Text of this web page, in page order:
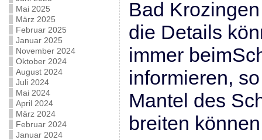
Mai 2025
März 2025
Februar 2025
Januar 2025
November 2024
Oktober 2024
August 2024
Juli 2024
Mai 2024
April 2024
März 2024
Februar 2024
Januar 2024
Bad
die Details
immer
informieren,
Mantel des
breiten